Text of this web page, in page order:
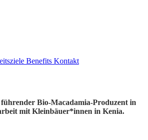
Benefits Kontakt
Bio-Macadamia-Produzent in
mit Kleinbäuer*innen in Kenia.